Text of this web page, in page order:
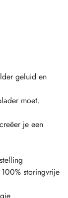
geluid en
moet.
je een
storingvrije